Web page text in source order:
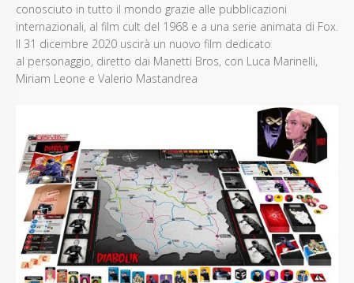
conosciuto in tutto il mondo grazie alle pubblicazioni
internazionali, al film cult del 1968 e a una serie animata di Fox.
Il 31 dicembre 2020 uscirà un nuovo film dedicato
al personaggio, diretto dai Manetti Bros, con Luca Marinelli,
Miriam Leone e Valerio Mastandrea